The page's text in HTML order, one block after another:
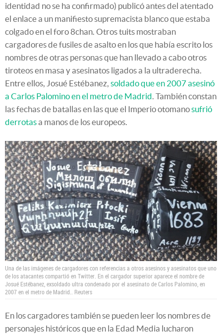
identidad no se ha confirmado) publicó antes del atentado
el enlace a un manifiesto supremacista blanco que estaba
colgado en el foro 8chan. Otros tuits mostraban
cargadores de fusiles de asalto en los que había escrito los
nombres de otras personas que han llevado a cabo otros
tiroteos en masa y asesinatos ligados a la ultraderecha.
Entre ellos, Josué Estébanez, soldado que en 2007 asesinó
a Carlos Palomino en el metro de Madrid. También constan
las fechas de batallas en las que el Imperio otomanosufrió
derrotasa manos de los europeos.
Una de las imágenes de cargadores con referencias a otros asesinos y asesinatos que uno
de los atacantes compartió en Twitter. En el cargador superior aparece el nombre de
Josué Estébanez, exsoldado ultra condenado por el asesinato de Carlos Palomino, en
2007 en el metro de Madrid.. Reuters
En los cargadores también se pueden leer los nombres de
personajes históricos que en la Edad Media lucharon